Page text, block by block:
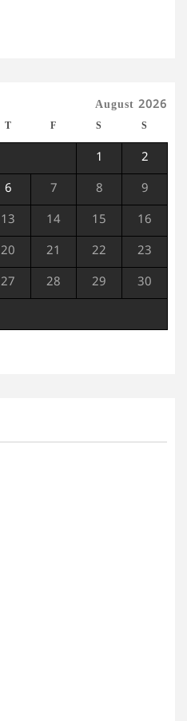
August 2026
T F S S
1 2
6 7 8 9
13 14 15 16
20 21 22 23
27 28 29 30